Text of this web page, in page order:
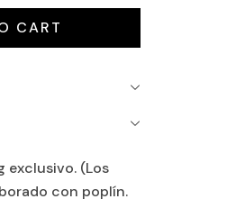
exclusivo. (Los
con poplín.